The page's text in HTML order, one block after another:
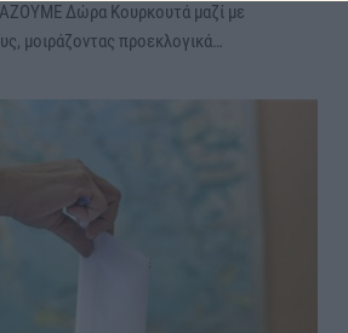
Δώρα Κουρκουτά μαζί με
μοιράζοντας προεκλογικά…